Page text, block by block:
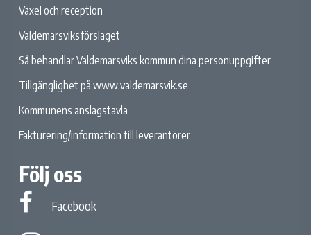
Växel och reception
Valdemarsviksförslaget
Så behandlar Valdemarsviks kommun dina personuppgifter
Tillgänglighet på www.valdemarsvik.se
Kommunens anslagstavla
Fakturering/information till leverantörer
Följ oss
Facebook
Facebook